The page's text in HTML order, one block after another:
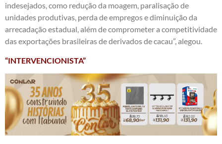
indesejados, como redução da moagem, paralisação de
unidades produtivas, perda de empregos e diminuição da
arrecadação estadual, além de comprometer a competitividade
das exportações brasileiras de derivados de cacau”, alegou.
“INTERVENCIONISTA”